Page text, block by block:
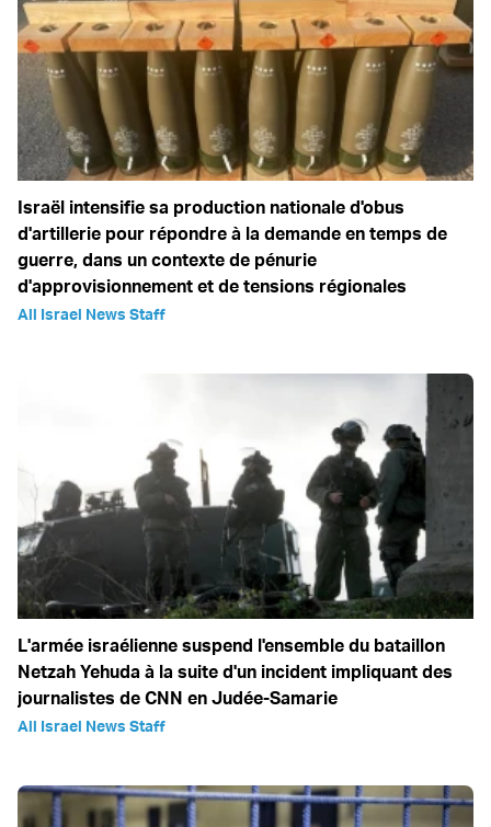
Israël intensifie sa production nationale d'obus
d'artillerie pour répondre à la demande en temps de
guerre, dans un contexte de pénurie
d'approvisionnement et de tensions régionales
All Israel News Staff
L'armée israélienne suspend l'ensemble du bataillon
Netzah Yehuda à la suite d'un incident impliquant des
journalistes de CNN en Judée-Samarie
All Israel News Staff